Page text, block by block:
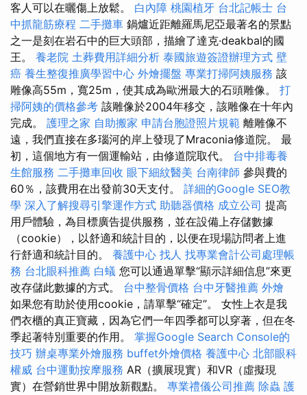
客人可以在曬傷上放鬆。 白內障 桃園植牙 台北記帳士 台
中抓龍筋療程 二手攤車 鍋爐近距離羅馬尼亞最著名的景點
之一是刻在岩石中的巨大頭部，描繪了達克·deakbal的國
王。 養老院 土葬費用詳細分析 泰國旅遊簽證辦理方式 壁
癌 養生整復推廣學習中心 外燴擺盤 專業打掃阿姨服務 該
雕像高55m，寬25m，使其成為歐洲最大的石頭雕像。 打
掃阿姨的價格參考 該雕像於2004年移交，該雕像在十年內
完成。 護理之家 自助搬家 申請台胞證照片規範 離雕像不
遠，我們直接在多瑙河的岸上發現了Mraconia修道院。 最
初，這個地方有一個運輸站，由修道院取代。 台中排毒養
生館服務 二手攤車回收 眼下細紋醫美 台南律師 參與費的
60％，該費用在出發前30天支付。 詳細的Google SEO教
學 深入了解搜尋引擎運作方式 助聽器價格 成立公司 提高
用戶體驗，為目標廣告提供服務，並在設備上存儲數據
（cookie），以舒適和統計目的，以便在現場訪問者上進
行舒適和統計目的。 養護中心 找人 找專業會計公司處理帳
務 台北眼科推薦 白蟻 您可以通過單擊“顯示詳細信息”來更
改存儲此數據的方式。 台中整骨價格 台中牙醫推薦 外燴
如果您有助於使用cookie，請單擊“確定”。 女性上衣是我
們衣櫃的真正寶藏，因為它們一年四季都可以穿著，但在冬
季起著特別重要的作用。 掌握Google Search Console的
技巧 辦桌專業外燴服務 buffet外燴價格 養護中心 北部眼科
權威 台中運動按摩服務 AR（擴展現實）和VR（虛擬現
實）在營銷世界中開放新觀點。 專業禮儀公司推薦 除蟲 護